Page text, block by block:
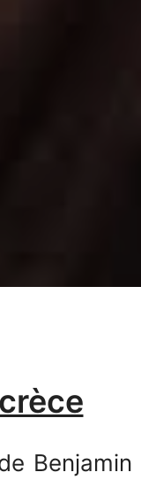
Benjamin